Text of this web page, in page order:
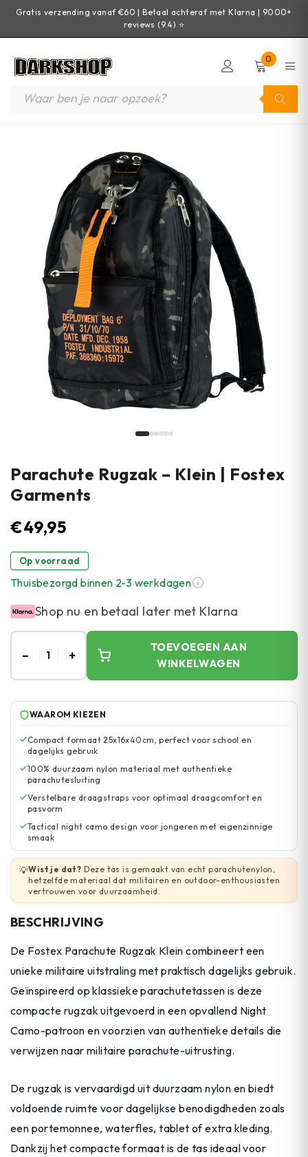
Gratis verzending vanaf €60 | Betaal achteraf met Klarna | 9000+
reviews (9.4) ⭐
0
Parachute Rugzak – Klein | Fostex
Garments
€49,95
Op voorraad
Thuisbezorgd binnen 2-3 werkdagen
Shop nu en betaal later met Klarna
– 1 +
TOEVOEGEN AAN
WINKELWAGEN
WAAROM KIEZEN
Compact formaat 25x16x40cm, perfect voor school en
dagelijks gebruik
100% duurzaam nylon materiaal met authentieke
parachutesluiting
Verstelbare draagstraps voor optimaal draagcomfort en
pasvorm
Tactical night camo design voor jongeren met eigenzinnige
smaak
💡Wist je dat? Deze tas is gemaakt van echt parachutenylon,
hetzelfde materiaal dat militairen en outdoor-enthousiasten
vertrouwen voor duurzaamheid.
BESCHRIJVING
De Fostex Parachute Rugzak Klein combineert een
unieke militaire uitstraling met praktisch dagelijks gebruik.
Geïnspireerd op klassieke parachutetassen is deze
compacte rugzak uitgevoerd in een opvallend Night
Camo-patroon en voorzien van authentieke details die
verwijzen naar militaire parachute-uitrusting.
De rugzak is vervaardigd uit duurzaam nylon en biedt
voldoende ruimte voor dagelijkse benodigdheden zoals
een portemonnee, waterfles, tablet of extra kleding.
Dankzij het compacte formaat is de tas ideaal voor